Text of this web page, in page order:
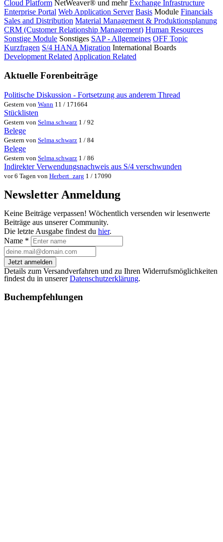
Cloud Platform NetWeaver® und mehr Exchange Infrastructure
Enterprise Portal Web Application Server Basis Module Financials
Sales and Distribution Material Management & Produktionsplanung
CRM (Customer Relationship Management) Human Resources
Sonstige Module Sonstiges SAP - Allgemeines OFF Topic
Kurzfragen S/4 HANA Migration International Boards
Development Related Application Related
Aktuelle Forenbeiträge
Politische Diskussion - Fortsetzung aus anderem Thread
Gestern von Wann 11 / 171664
Stücklisten
Gestern von Selma.schwarz 1 / 92
Belege
Gestern von Selma.schwarz 1 / 84
Belege
Gestern von Selma.schwarz 1 / 86
Indirekter Verwendungsnachweis aus S/4 verschwunden
vor 6 Tagen von Herbert_zarg 1 / 17090
Newsletter Anmeldung
Keine Beiträge verpassen! Wöchentlich versenden wir lesenwerte
Beiträge aus unserer Community.
Die letzte Ausgabe findest du hier.
Name *
Jetzt anmelden
Details zum Versandverfahren und zu Ihren Widerrufsmöglichkeiten
findest du in unsererDatenschutzerklärung.
Buchempfehlungen